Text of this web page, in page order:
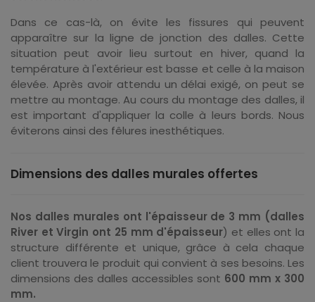
Dans ce cas-là, on évite les fissures qui peuvent
apparaître sur la ligne de jonction des dalles. Cette
situation peut avoir lieu surtout en hiver, quand la
température à l'extérieur est basse et celle à la maison
élevée. Après avoir attendu un délai exigé, on peut se
mettre au montage. Au cours du montage des dalles, il
est important d'appliquer la colle à leurs bords. Nous
éviterons ainsi des fêlures inesthétiques.
Dimensions des dalles murales offertes
Nos dalles murales ont l'épaisseur de 3 mm (dalles
River et Virgin ont 25 mm d'épaisseur) et elles ont la
structure différente et unique, grâce à cela chaque
client trouvera le produit qui convient à ses besoins. Les
dimensions des dalles accessibles sont 600 mm x 300
mm.